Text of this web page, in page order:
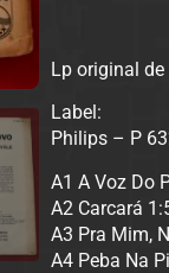
Lp original
Label:
Philips – P
A1 A Voz Do
A2 Carcará
A3 Pra Mim,
A4 Peba Na